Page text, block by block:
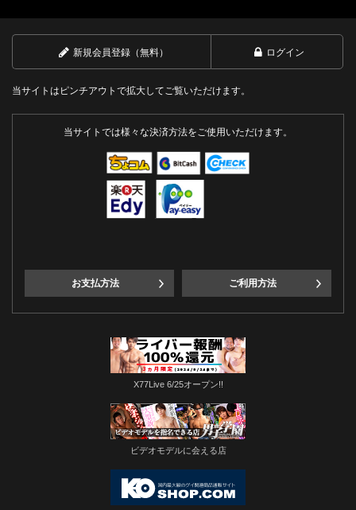
新規会員登録（無料） ログイン
当サイトはピンチアウトで拡大してご覧いただけます。
当サイトでは様々な決済方法をご使用いただけます。
お支払方法 ご利用方法
X77Live 6/25オープン!!
ビデオモデルに会える店